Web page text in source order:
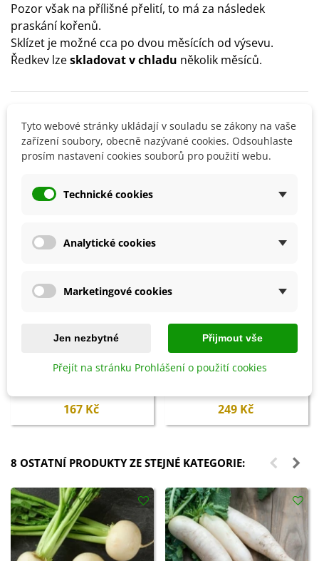
Pozor však na přílišné přelití, to má za následek
praskání kořenů.
Sklízet je možné cca po dvou měsících od výsevu.
Ředkev lzeskladovat v chladu několik měsíců.
SOUVISEJÍCÍ PRODUKTY
Hoštický hnůj kravský -
167 Kč
Přidat do košíku
Probiotika PROFÍK WEIKI -
249 Kč
8 OSTATNÍ PRODUKTY ZE STEJNÉ KATEGORIE:
Tyto webové stránky ukládají v souladu se zákony na vaše
zařízení soubory, obecně nazývané cookies. Odsouhlaste
prosím nastavení cookies souborů pro použití webu.
Technické cookies
Analytické cookies
Marketingové cookies
Jen nezbytné Přijmout vše
Přejít na stránku Prohlášení o použití cookies